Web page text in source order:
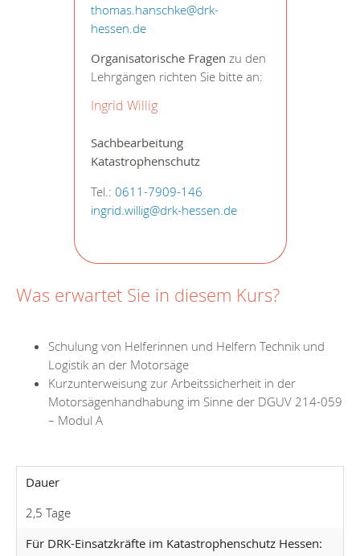
thomas.hanschke@drk-
hessen.de
Organisatorische Fragen zu den
Lehrgängen richten Sie bitte an:
Ingrid Willig
Sachbearbeitung
Katastrophenschutz
Tel.: 0611-7909-146
ingrid.willig@drk-hessen.de
Was erwartet Sie in diesem Kurs?
Schulung von Helferinnen und Helfern Technik und
Logistik an der Motorsäge
Kurzunterweisung zur Arbeitssicherheit in der
Motorsägenhandhabung im Sinne der DGUV 214-059
– Modul A
Dauer
2,5 Tage
Für DRK-Einsatzkräfte im Katastrophenschutz Hessen: